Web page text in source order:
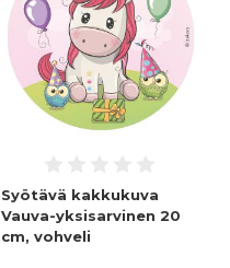
Syötävä kakkukuva
Vauva-yksisarvinen 20
cm, vohveli